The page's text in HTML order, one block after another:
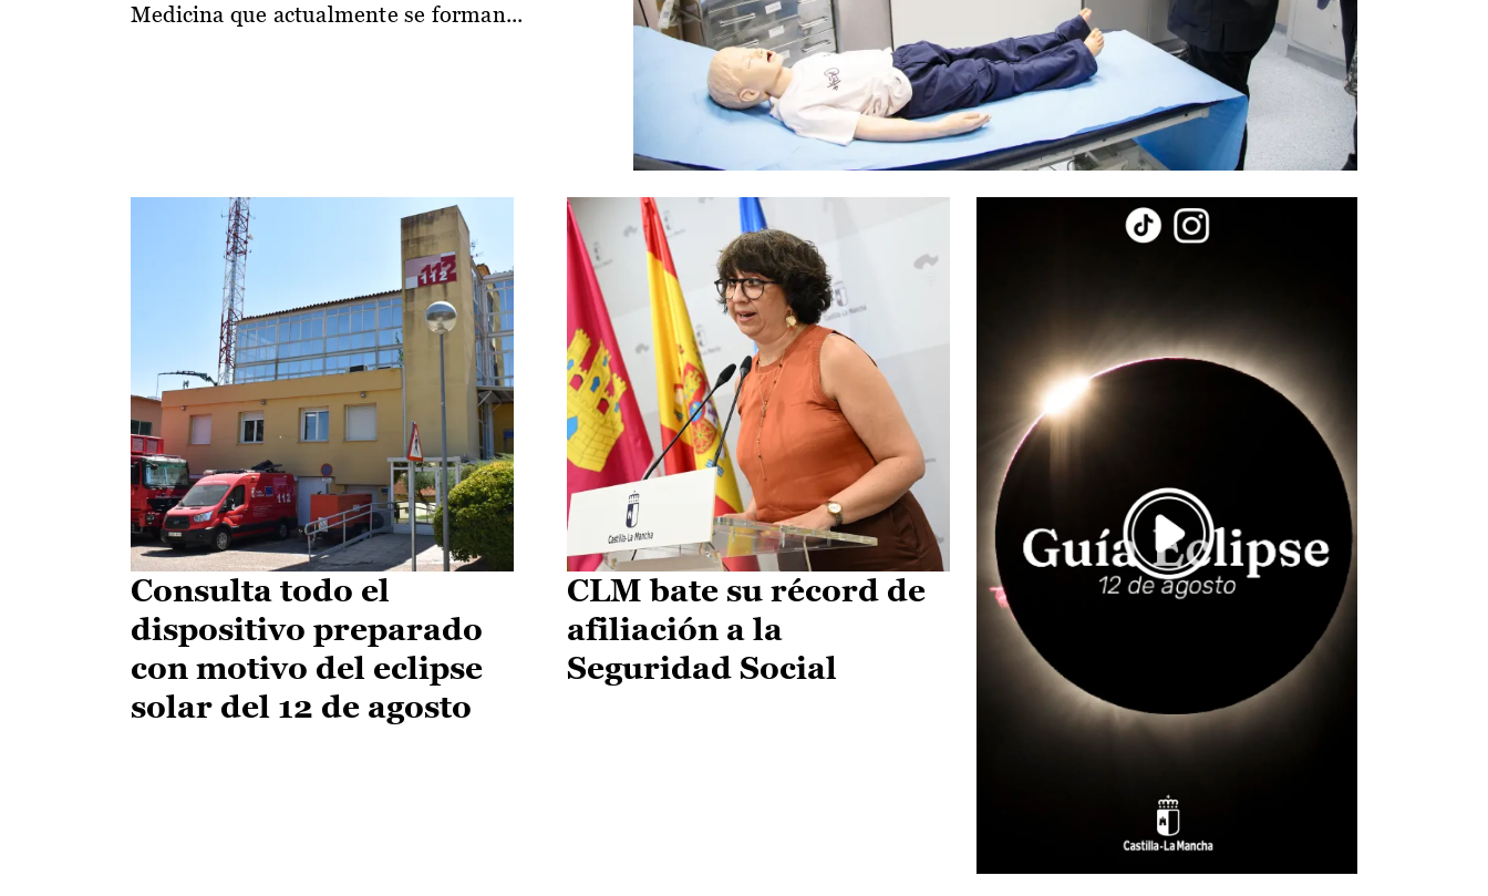
Medicina que actualmente se forman...
Consulta todo el
dispositivo preparado
con motivo del eclipse
solar del 12 de agosto
CLM bate su récord de
afiliación a la
Seguridad Social